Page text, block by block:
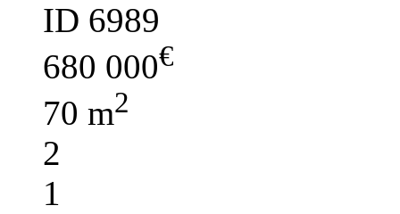
ID 6989
680 000€
70 m2
2
1